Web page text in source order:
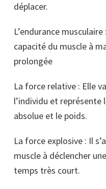
déplacer.
L’endurance
capacité du muscle à
prolongée
La force relative : Elle
l’individu et
absolue et le poids.
La force explosive : Il
muscle à déclencher
temps très court.